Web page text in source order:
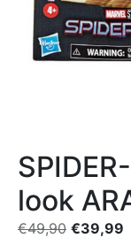
look
€49,90 €39,99